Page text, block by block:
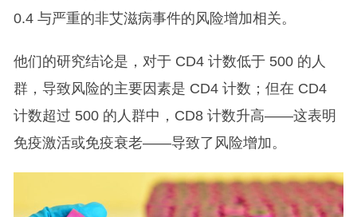
0.4 与严重的非艾滋病事件的风险增加相关。
他们的研究结论是，对于 CD4 计数低于 500 的人
群，导致风险的主要因素是 CD4 计数；但在 CD4
计数超过 500 的人群中，CD8 计数升高——这表明
免疫激活或免疫衰老——导致了风险增加。